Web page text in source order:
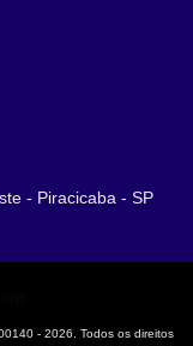
- Piracicaba - SP
- 2026. Todos os direitos